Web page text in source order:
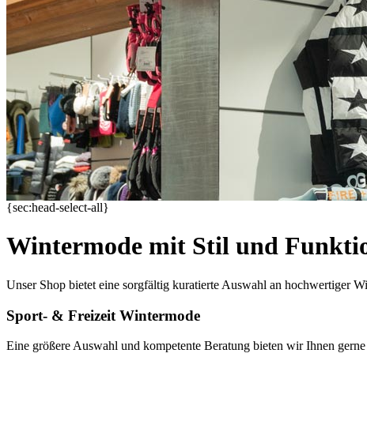
{sec:head-select-all}
Wintermode mit Stil und
Unser Shop bietet eine sorgfältig kuratierte Auswahl an hochwertiger
Sport- & Freizeit Wintermode
Eine größere Auswahl und kompetente Beratung bieten wir Ihnen